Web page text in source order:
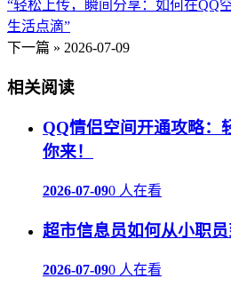
“轻松上传，瞬间分享：如何在QQ
生活点滴”
下一篇 » 2026-07-09
相关阅读
QQ情侣空间开通攻略：
你来！
2026-07-090 人在看
超市信息员如何从小职
2026-07-090 人在看